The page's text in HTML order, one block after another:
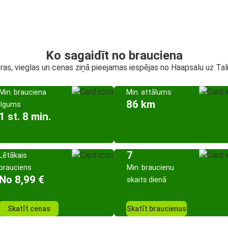
Ko sagaidīt no brauciena
vieglas un cenas ziņā pieejamas iespējas no Haapsalu uz
brauciena
st. 8 min.
Min. attālums
86 km
8,99 €
Skatīt cenas
7
Min. braucienu
skaits dienā
Skatīt braucienus